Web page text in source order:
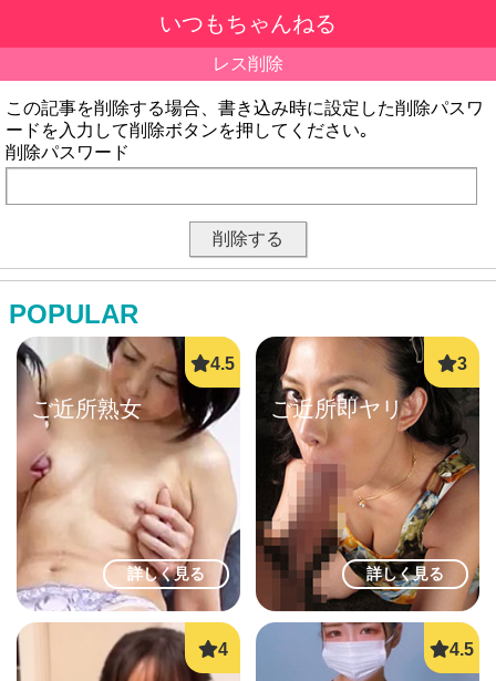
いつもちゃんねる
レス削除
この記事を削除する場合、書き込み時に設定した削除パスワ
ードを入力して削除ボタンを押してください｡
削除パスワード
POPULAR
詳しく見る
ご近所熟女
詳しく見る
ご近所即ヤリ